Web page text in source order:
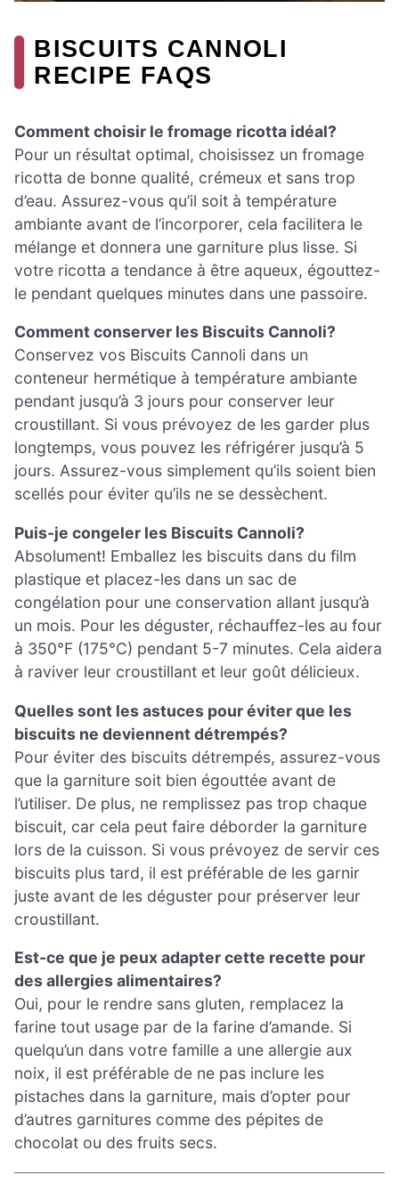
BISCUITS CANNOLI
RECIPE FAQS
Comment choisir le fromage ricotta idéal?
Pour un résultat optimal, choisissez un fromage
ricotta de bonne qualité, crémeux et sans trop
d’eau. Assurez-vous qu’il soit à température
ambiante avant de l’incorporer, cela facilitera le
mélange et donnera une garniture plus lisse. Si
votre ricotta a tendance à être aqueux, égouttez-
le pendant quelques minutes dans une passoire.
Comment conserver les Biscuits Cannoli?
Conservez vos Biscuits Cannoli dans un
conteneur hermétique à température ambiante
pendant jusqu’à 3 jours pour conserver leur
croustillant. Si vous prévoyez de les garder plus
longtemps, vous pouvez les réfrigérer jusqu’à 5
jours. Assurez-vous simplement qu’ils soient bien
scellés pour éviter qu’ils ne se dessèchent.
Puis-je congeler les Biscuits Cannoli?
Absolument! Emballez les biscuits dans du film
plastique et placez-les dans un sac de
congélation pour une conservation allant jusqu’à
un mois. Pour les déguster, réchauffez-les au four
à 350°F (175°C) pendant 5-7 minutes. Cela aidera
à raviver leur croustillant et leur goût délicieux.
Quelles sont les astuces pour éviter que les
biscuits ne deviennent détrempés?
Pour éviter des biscuits détrempés, assurez-vous
que la garniture soit bien égouttée avant de
l’utiliser. De plus, ne remplissez pas trop chaque
biscuit, car cela peut faire déborder la garniture
lors de la cuisson. Si vous prévoyez de servir ces
biscuits plus tard, il est préférable de les garnir
juste avant de les déguster pour préserver leur
croustillant.
Est-ce que je peux adapter cette recette pour
des allergies alimentaires?
Oui, pour le rendre sans gluten, remplacez la
farine tout usage par de la farine d’amande. Si
quelqu’un dans votre famille a une allergie aux
noix, il est préférable de ne pas inclure les
pistaches dans la garniture, mais d’opter pour
d’autres garnitures comme des pépites de
chocolat ou des fruits secs.